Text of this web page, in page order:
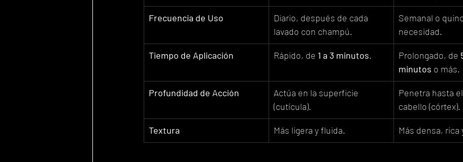
Frecuencia de Uso
Diario, después de cada
lavado con champú.
Semanal o
necesidad.
Tiempo de Aplicación Rápido, de 1 a 3 minutos. Prolongado, de
minutos o más.
Profundidad de Acción
Actúa en la superficie
(cutícula).
Penetra hasta
cabello (córtex).
Textura Más ligera y fluida. Más densa, rica